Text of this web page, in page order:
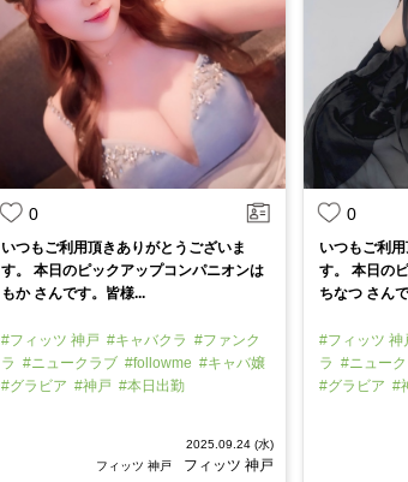
0
いつもご利用頂きありがとうございま
す。 本日のピックアップコンパニオンは
もか さんです。皆様...
#フィッツ 神戸 #キャバクラ #ファンク
ラ #ニュークラブ #followme #キャバ嬢
#グラビア #神戸 #本日出勤
2025.09.24 (水)
フィッツ 神戸
フィッツ 神戸
0
いつもご利
す。 本日の
ちなつ さん
#フィッツ 神
ラ #ニュー
#グラビア #